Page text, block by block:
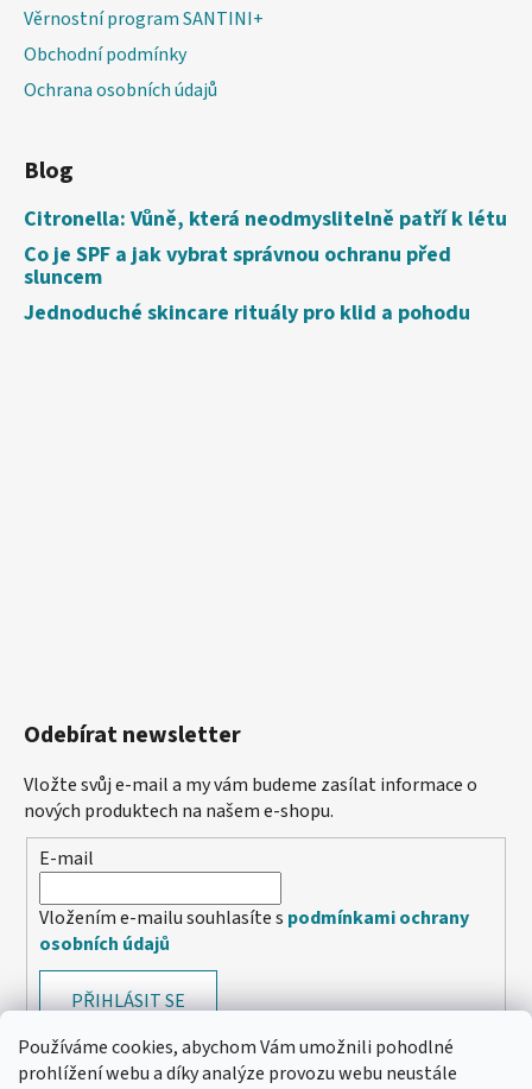
Používáme cookies, abychom Vám umožnili pohodlné
prohlížení webu a díky analýze provozu webu neustále
Věrnostní program SANTINI+
Obchodní podmínky
Ochrana osobních údajů
Blog
Citronella: Vůně, která neodmyslitelně patří k létu
Co je SPF a jak vybrat správnou ochranu před
sluncem
Jednoduché skincare rituály pro klid a pohodu
Odebírat newsletter
Vložte svůj e-mail a my vám budeme zasílat informace o
nových produktech na našem e-shopu.
E-mail
Vložením e-mailu souhlasíte s podmínkami ochrany
osobních údajů
PŘIHLÁSIT SE